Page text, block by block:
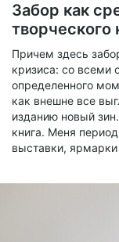
Забор как
творческого
Причем здесь
кризиса: со всеми
определенного
как внешне все
изданию новый
книга. Меня
выставки,